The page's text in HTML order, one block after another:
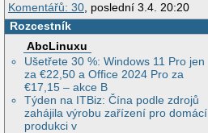
Komentářů: 30, poslední 3.4. 20:20
Rozcestník
AbcLinuxu
Ušetřete 30 %: Windows 11 Pro jen
za €22,50 a Office 2024 Pro za
€17,15 – akce B
Týden na ITBiz: Čína podle zdrojů
zahájila výrobu zařízení pro domácí
produkci v